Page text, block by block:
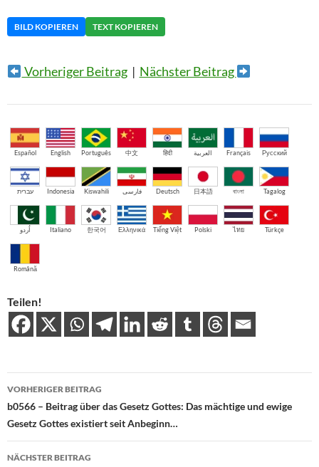
BILD KOPIEREN TEXT KOPIEREN
Vorheriger Beitrag| Nächster Beitrag
Español English Português 中文 हिंदी العربية Français Русский
עברית Indonesia Kiswahili فارسی Deutsch 日本語 বাংলা Tagalog
اُردو Italiano 한국어 Ελληνικά Tiếng Việt Polski ไทย Türkçe
Română
Teilen!
Beitragsnavigation
VORHERIGER BEITRAG
b0566 – Beitrag über das Gesetz Gottes: Das mächtige und ewige
Gesetz Gottes existiert seit Anbeginn…
NÄCHSTER BEITRAG